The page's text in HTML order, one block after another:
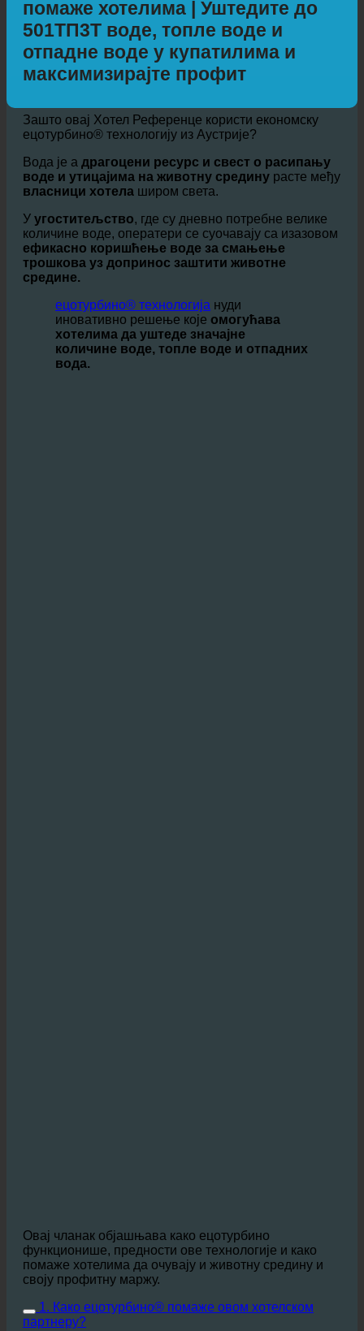
одрживост: Како ецотурбино®
помаже хотелима | Уштедите до
501ТП3Т воде, топле воде и
отпадне воде у купатилима и
максимизирајте профит
Зашто овај Хотел Референце користи економску
ецотурбино® технологију из Аустрије?
Вода је а
драгоцени ресурс и свест о расипању
воде и утицајима на животну срединурасте међу
власници хотелаширом света.
Уугоститељство, где су дневно потребне велике
количине воде, оператери се суочавају са изазовом
ефикасно коришћење воде за смањење
трошкова уз допринос заштити животне
средине.
ецотурбино® технологијануди
иновативно решење које
омогућава
хотелима да уштеде значајне
Овај чланак објашњава како ецотурбино
функционише, предности ове технологије и како
помаже хотелима да очувају и животну средину и
своју профитну маржу.